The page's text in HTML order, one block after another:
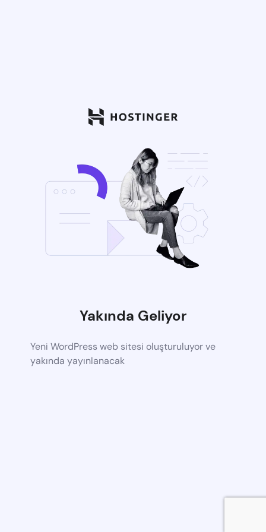
Yakında Geliyor
Yeni WordPress web sitesi oluşturuluyor ve
yakında yayınlanacak